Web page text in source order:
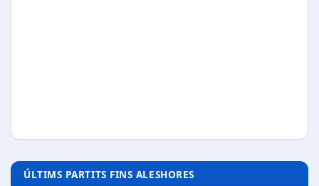
ÚLTIMS PARTITS FINS ALESHORES